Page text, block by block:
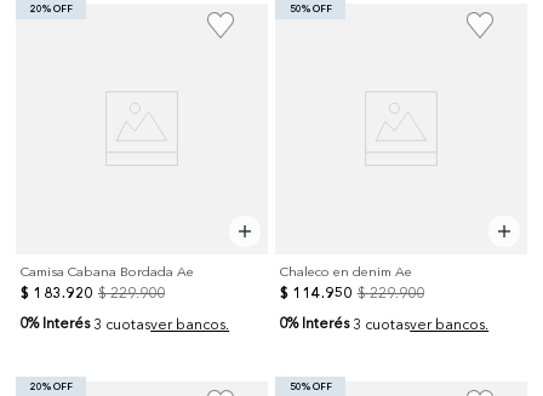
20% OFF
Camisa Cabana Bordada Ae
$ 183.920 $ 229.900
0% Interés 3 cuotasver bancos.
50% OFF
Chaleco en denim Ae
$ 114.950 $ 229.900
0% Interés 3 cuotasver bancos.
20% OFF 50% OFF